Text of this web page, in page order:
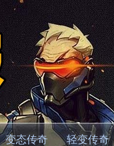
变态传奇 轻变传奇